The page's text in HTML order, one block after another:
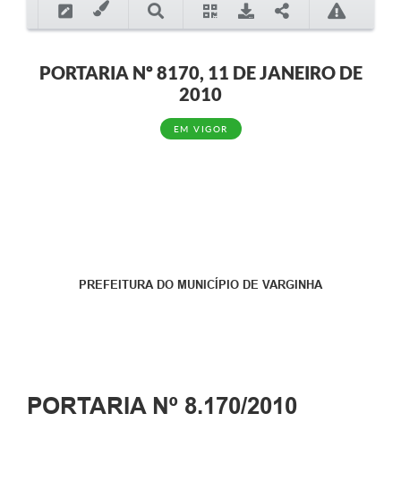
PORTARIA Nº 8170, 11 DE JANEIRO DE
2010
EM VIGOR
PREFEITURA DO MUNICÍPIO DE VARGINHA
PORTARIA Nº 8.170/2010